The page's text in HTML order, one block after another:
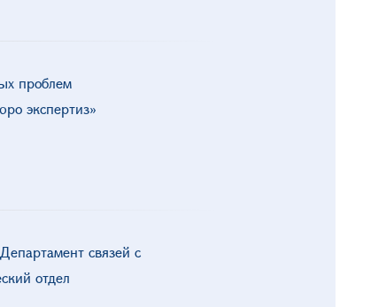
проблем
экспертиз»
связей с
отдел